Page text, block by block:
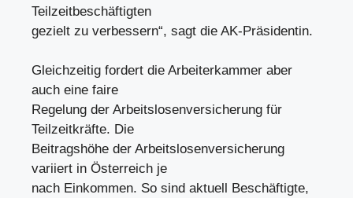
Teilzeitbeschäftigten
gezielt zu verbessern“, sagt die AK-Präsidentin.
Gleichzeitig fordert die Arbeiterkammer aber
auch eine faire
Regelung der Arbeitslosenversicherung für
Teilzeitkräfte. Die
Beitragshöhe der Arbeitslosenversicherung
variiert in Österreich je
nach Einkommen. So sind aktuell Beschäftigte,